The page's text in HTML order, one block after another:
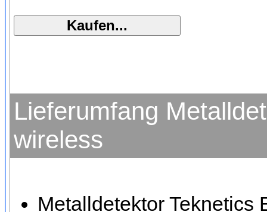
Lieferumfang
wireless
Metalldetektor Teknetics